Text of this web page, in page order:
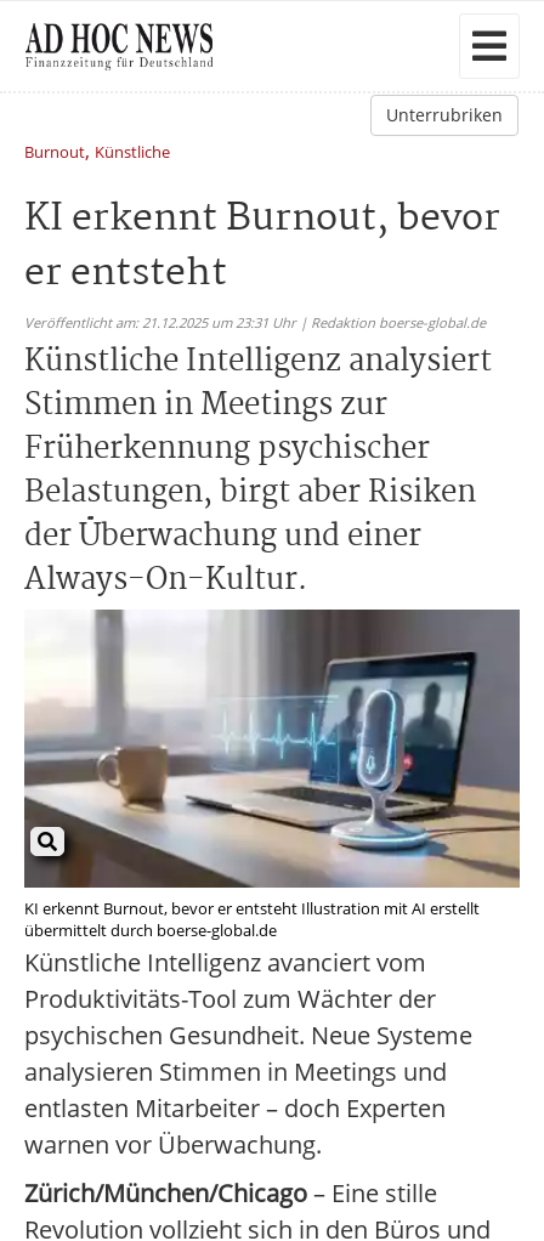
Unterrubriken
Burnout, Künstliche
KI erkennt Burnout, bevor
er entsteht
Veröffentlicht am: 21.12.2025 um 23:31 Uhr | Redaktion boerse-global.de
Künstliche Intelligenz analysiert
Stimmen in Meetings zur
Früherkennung psychischer
Belastungen, birgt aber Risiken
der Überwachung und einer
Always-On-Kultur.
KI erkennt Burnout, bevor er entsteht Illustration mit AI erstellt
übermittelt durch boerse-global.de
Künstliche Intelligenz avanciert vom
Produktivitäts-Tool zum Wächter der
psychischen Gesundheit. Neue Systeme
analysieren Stimmen in Meetings und
entlasten Mitarbeiter – doch Experten
warnen vor Überwachung.
Zürich/München/Chicago– Eine stille
Revolution vollzieht sich in den Büros und